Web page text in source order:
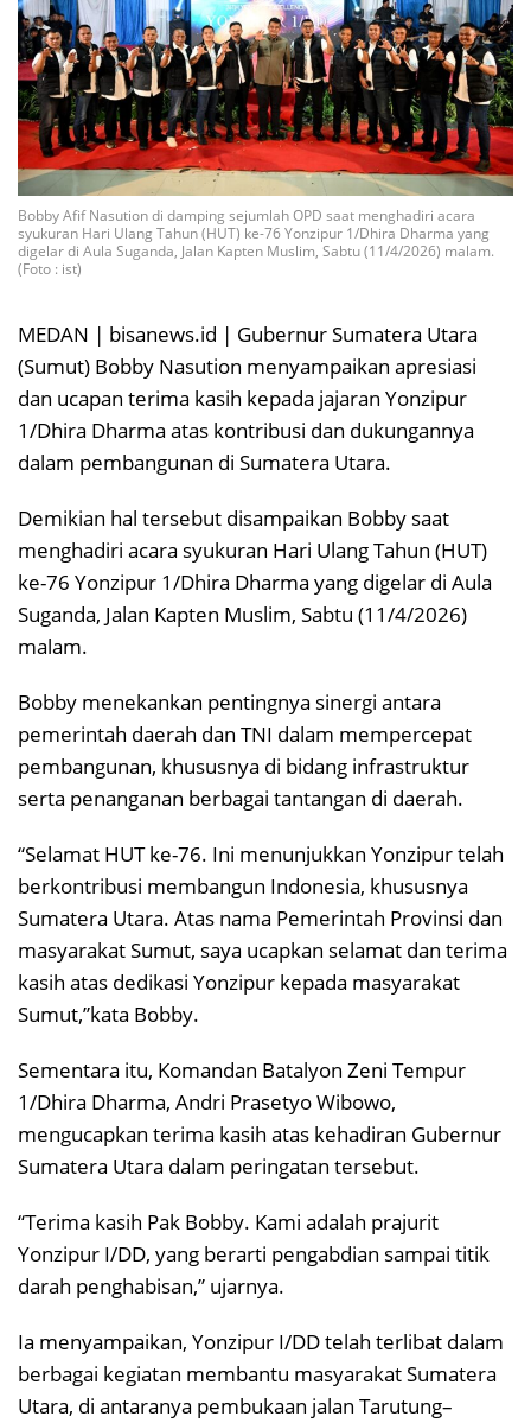
Bobby Afif Nasution di damping sejumlah OPD saat menghadiri acara
syukuran Hari Ulang Tahun (HUT) ke-76 Yonzipur 1/Dhira Dharma yang
digelar di Aula Suganda, Jalan Kapten Muslim, Sabtu (11/4/2026) malam.
(Foto : ist)
MEDAN | bisanews.id | Gubernur Sumatera Utara
(Sumut) Bobby Nasution menyampaikan apresiasi
dan ucapan terima kasih kepada jajaran Yonzipur
1/Dhira Dharma atas kontribusi dan dukungannya
dalam pembangunan di Sumatera Utara.
Demikian hal tersebut disampaikan Bobby saat
menghadiri acara syukuran Hari Ulang Tahun (HUT)
ke-76 Yonzipur 1/Dhira Dharma yang digelar di Aula
Suganda, Jalan Kapten Muslim, Sabtu (11/4/2026)
malam.
Bobby menekankan pentingnya sinergi antara
pemerintah daerah dan TNI dalam mempercepat
pembangunan, khususnya di bidang infrastruktur
serta penanganan berbagai tantangan di daerah.
“Selamat HUT ke-76. Ini menunjukkan Yonzipur telah
berkontribusi membangun Indonesia, khususnya
Sumatera Utara. Atas nama Pemerintah Provinsi dan
masyarakat Sumut, saya ucapkan selamat dan terima
kasih atas dedikasi Yonzipur kepada masyarakat
Sumut,”kata Bobby.
Sementara itu, Komandan Batalyon Zeni Tempur
1/Dhira Dharma, Andri Prasetyo Wibowo,
mengucapkan terima kasih atas kehadiran Gubernur
Sumatera Utara dalam peringatan tersebut.
“Terima kasih Pak Bobby. Kami adalah prajurit
Yonzipur I/DD, yang berarti pengabdian sampai titik
darah penghabisan,” ujarnya.
Ia menyampaikan, Yonzipur I/DD telah terlibat dalam
berbagai kegiatan membantu masyarakat Sumatera
Utara, di antaranya pembukaan jalan Tarutung–